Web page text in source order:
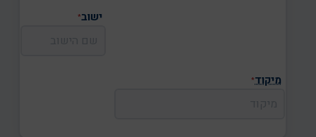
ישוב*
מיקוד*